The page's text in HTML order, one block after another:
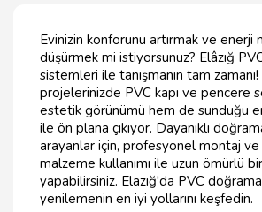
Evinizin konforunu artırmak ve enerji
düşürmek mi istiyorsunuz? Elâzığ
sistemleri ile tanışmanın tam
projelerinizde PVC kapı ve pencere
estetik görünümü hem de sunduğu
ile ön plana çıkıyor. Dayanıklı
arayanlar için, profesyonel montaj
malzeme kullanımı ile uzun ömürlü bir
yapabilirsiniz. Elazığ'da PVC
yenilemenin en iyi yollarını keşfedin.